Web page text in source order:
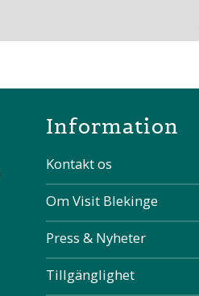
Information
Kontakt os
Om Visit Blekinge
Press & Nyheter
Tillgänglighet